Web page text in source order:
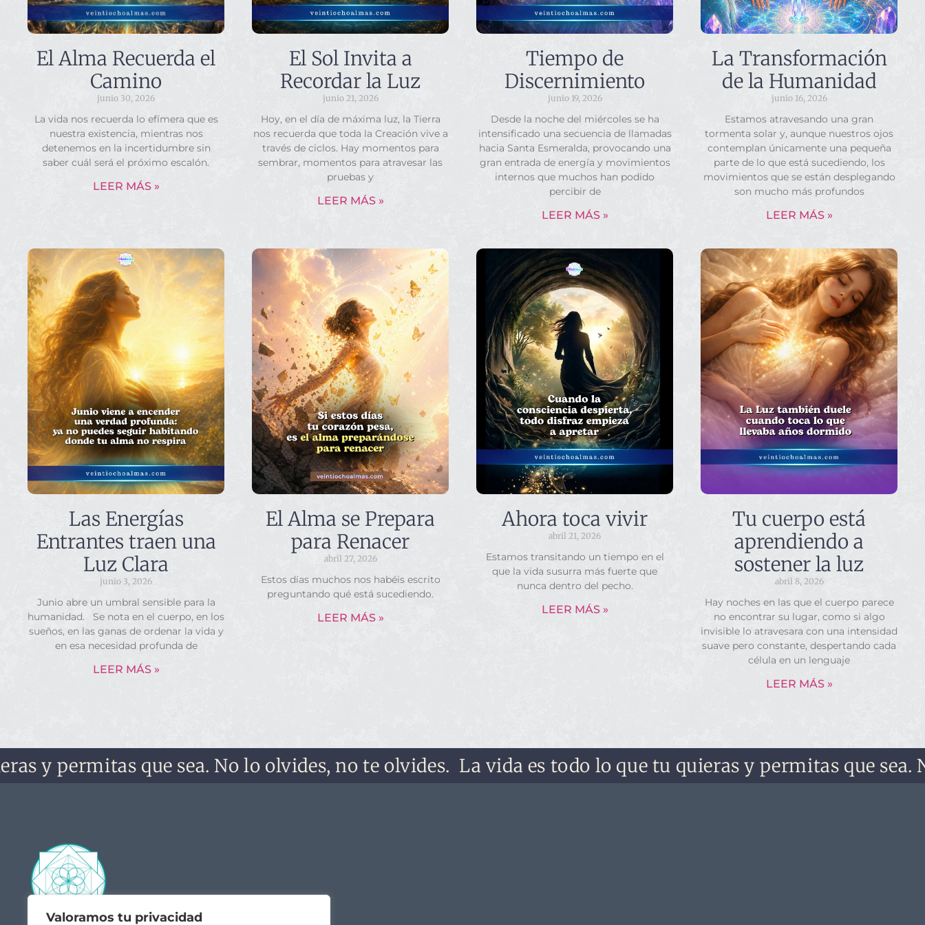
Valoramos tu privacidad
El Alma Recuerda el
Camino
junio 30, 2026
La vida nos recuerda lo efímera que es
nuestra existencia, mientras nos
detenemos en la incertidumbre sin
saber cuál será el próximo escalón.
LEER MÁS »
El Sol Invita a
Recordar la Luz
junio 21, 2026
Hoy, en el día de máxima luz, la Tierra
nos recuerda que toda la Creación vive a
través de ciclos. Hay momentos para
sembrar, momentos para atravesar las
pruebas y
LEER MÁS »
Tiempo de
Discernimiento
junio 19, 2026
Desde la noche del miércoles se ha
intensificado una secuencia de llamadas
hacia Santa Esmeralda, provocando una
gran entrada de energía y movimientos
internos que muchos han podido
percibir de
LEER MÁS »
La Transformación
de la Humanidad
junio 16, 2026
Estamos atravesando una gran
tormenta solar y, aunque nuestros ojos
contemplan únicamente una pequeña
parte de lo que está sucediendo, los
movimientos que se están desplegando
son mucho más profundos
LEER MÁS »
Las Energías
Entrantes traen una
Luz Clara
junio 3, 2026
Junio abre un umbral sensible para la
humanidad. Se nota en el cuerpo, en los
sueños, en las ganas de ordenar la vida y
en esa necesidad profunda de
LEER MÁS »
El Alma se Prepara
para Renacer
abril 27, 2026
Estos días muchos nos habéis escrito
preguntando qué está sucediendo.
LEER MÁS »
Ahora toca vivir
abril 21, 2026
Estamos transitando un tiempo en el
que la vida susurra más fuerte que
nunca dentro del pecho.
LEER MÁS »
Tu cuerpo está
aprendiendo a
sostener la luz
abril 8, 2026
Hay noches en las que el cuerpo parece
no encontrar su lugar, como si algo
invisible lo atravesara con una intensidad
suave pero constante, despertando cada
célula en un lenguaje
LEER MÁS »
permitas que sea. No lo olvides, no te olvides.La vida es todo lo que tu quieras y permitas que sea. No